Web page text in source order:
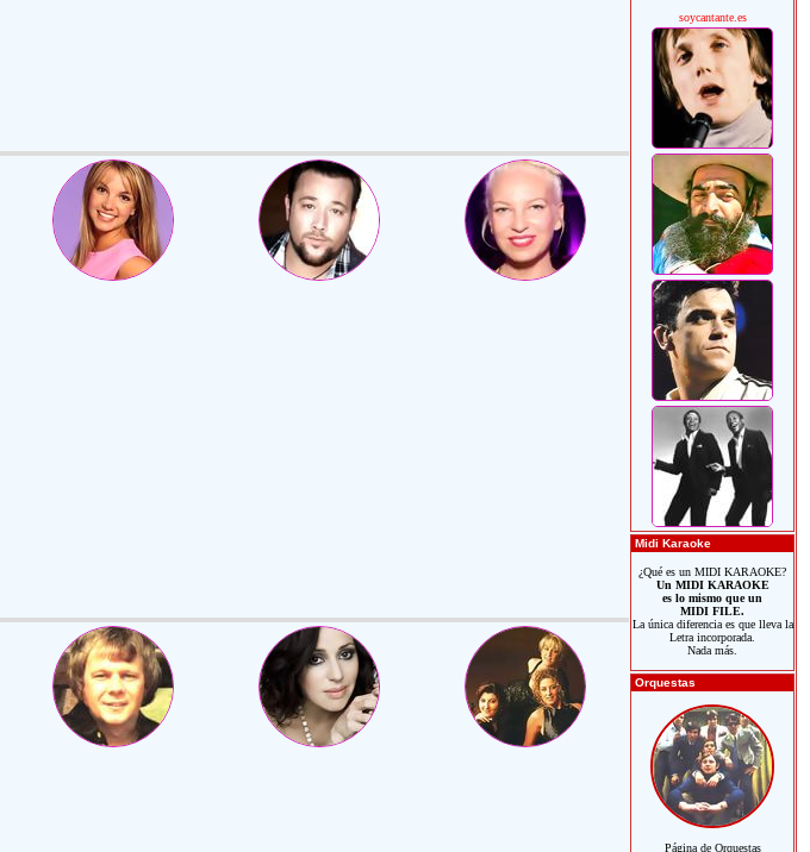
soycantante.es
Midi Karaoke
¿Qué es un MIDI KARAOKE?
Un MIDI KARAOKE
es lo mismo que un
MIDI FILE.
La única diferencia es que lleva la
Letra incorporada.
Nada más.
Orquestas
Página de Orquestas